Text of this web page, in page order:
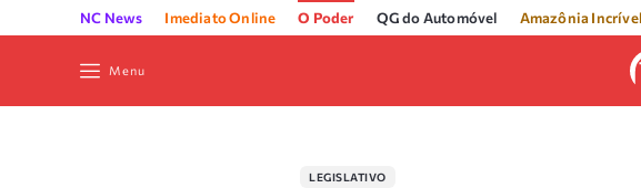
NC News Imediato Online O Poder QG do Automóvel Amazônia Incrível
Menu
LEGISLATIVO